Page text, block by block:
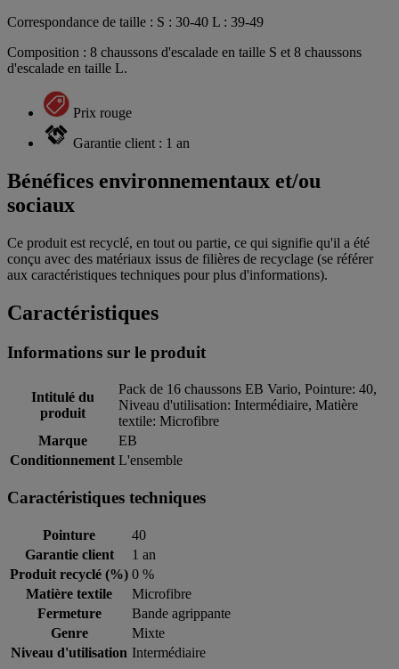
Correspondance de taille : S : 30-40 L : 39-49
Composition : 8 chaussons d'escalade en taille S et 8 chaussons
d'escalade en taille L.
Prix rouge
Garantie client : 1 an
Bénéfices environnementaux et/ou
sociaux
Ce produit est recyclé, en tout ou partie, ce qui signifie qu'il a été
conçu avec des matériaux issus de filières de recyclage (se référer
aux caractéristiques techniques pour plus d'informations).
Caractéristiques
Informations sur le produit
Intitulé du
produit
Pack de 16 chaussons EB Vario, Pointure: 40,
Niveau d'utilisation: Intermédiaire, Matière
textile: Microfibre
Marque
EB
Conditionnement L'ensemble
Caractéristiques techniques
Pointure
40
Garantie client
1 an
Produit recyclé (%) 0 %
Matière textile
Microfibre
Fermeture
Bande agrippante
Genre
Mixte
Niveau d'utilisation Intermédiaire